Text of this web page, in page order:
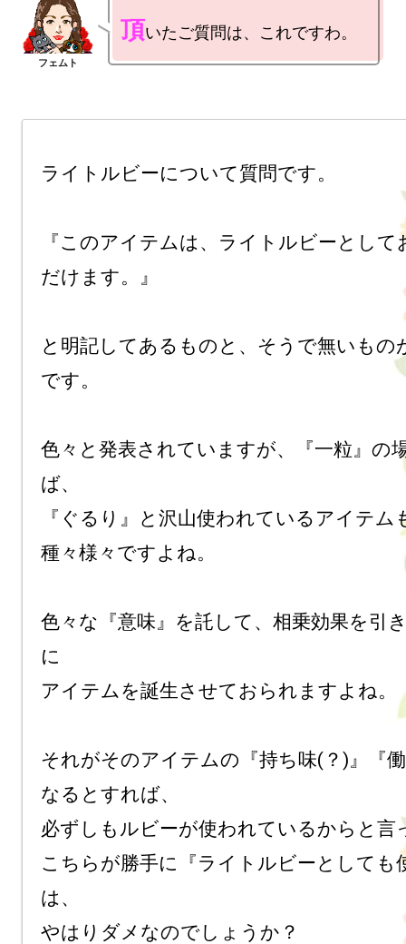
頂
ライトルビーについて質問です。
『このアイテムは、ライトルビーとして
だけます。』
と明記してあるものと、そうで無いもの
です。
色々と発表されていますが、『一粒』の
ば、
『ぐるり』と沢山使われているアイテム
種々様々ですよね。
色々な『意味』を託して、相乗効果を引
に
アイテムを誕生させておられますよね。
それがそのアイテムの『持ち味(？)』『
なるとすれば、
必ずしもルビーが使われているからと言
こちらが勝手に『ライトルビーとしても
は、
やはりダメなのでしょうか？